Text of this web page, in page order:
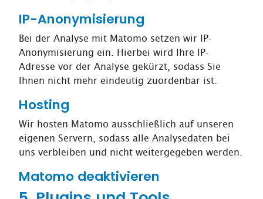
IP-Anonymisierung
Bei der Analyse mit Matomo setzen wir IP-
Anonymisierung ein. Hierbei wird Ihre IP-
Adresse vor der Analyse gekürzt, sodass Sie
Ihnen nicht mehr eindeutig zuordenbar ist.
Hosting
Wir hosten Matomo ausschließlich auf unseren
eigenen Servern, sodass alle Analysedaten bei
uns verbleiben und nicht weitergegeben werden.
Matomo deaktivieren